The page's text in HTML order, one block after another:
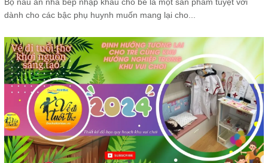
dành cho các bậc phụ huynh muốn mang lại cho...